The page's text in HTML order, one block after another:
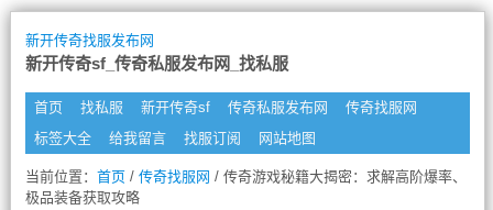
新开传奇找服发布网
新开传奇sf_传奇私服发布网_找私服
首页 找私服 新开传奇sf 传奇私服发布网
传奇找服网
标签大全
给我留言 找服订阅 网站地图
当前位置： 首页/ 传奇找服网 / 传奇游戏秘籍大揭密：求解高阶爆率、
极品装备获取攻略